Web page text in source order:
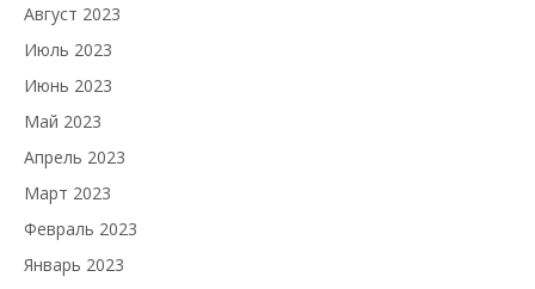
Август 2023
Июль 2023
Июнь 2023
Май 2023
Апрель 2023
Март 2023
Февраль 2023
Январь 2023